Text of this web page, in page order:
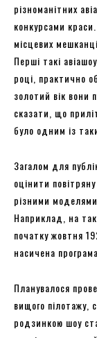
різноманітних
конкурсами
місцевих
Перші такі
році, практично
золотий вік вони
сказати, що
було одним із
Загалом для
оцінити
різними
Наприклад, на
початку жовтня
насичена програма.
Планувалося
вищого пілотажу,
родзинкою шоу